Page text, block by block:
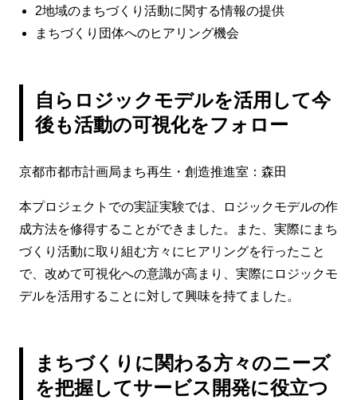
2地域のまちづくり活動に関する情報の提供
まちづくり団体へのヒアリング機会
自らロジックモデルを活用して今
後も活動の可視化をフォロー
京都市都市計画局まち再生・創造推進室：森田
本プロジェクトでの実証実験では、ロジックモデルの作
成方法を修得することができました。また、実際にまち
づくり活動に取り組む方々にヒアリングを行ったこと
で、改めて可視化への意識が高まり、実際にロジックモ
デルを活用することに対して興味を持てました。
まちづくりに関わる方々のニーズ
を把握してサービス開発に役立つ